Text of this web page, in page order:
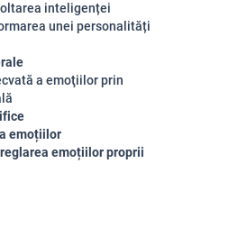
inteligenței
unei personalități
a emoţiilor prin
emoțiilor
emoțiilor proprii